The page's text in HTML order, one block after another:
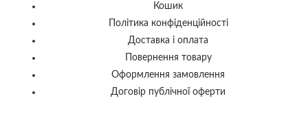
Кошик
Політика конфіденційності
Доставка і оплата
Повернення товару
Оформлення замовлення
Договір публічної оферти